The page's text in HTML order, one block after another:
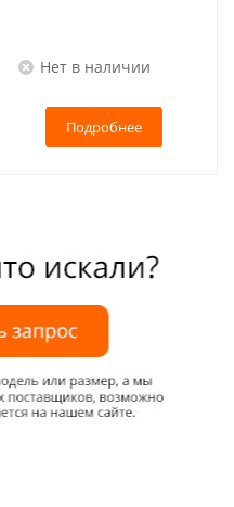
Нет в наличии
Подробнее